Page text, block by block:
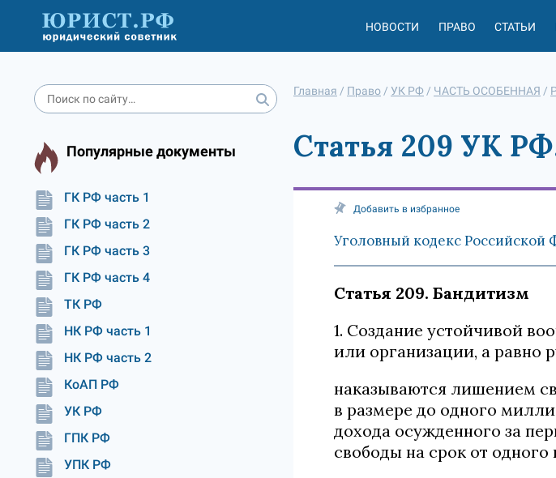
НОВОСТИ ПРАВО СТАТЬИ
Популярные документы
ГК РФ часть 1
ГК РФ часть 2
ГК РФ часть 3
ГК РФ часть 4
ТК РФ
НК РФ часть 1
НК РФ часть 2
КоАП РФ
УК РФ
ГПК РФ
УПК РФ
Главная / Право / УК РФ / ЧАСТЬ ОСОБЕННАЯ /
Статья 209 УК
Добавить в избранное
Уголовный кодекс Российской
Статья 209. Бандитизм
1. Создание устойчивой
или организации, а равно
наказываются лишением
в размере до одного
дохода осужденного за
свободы на срок от одного